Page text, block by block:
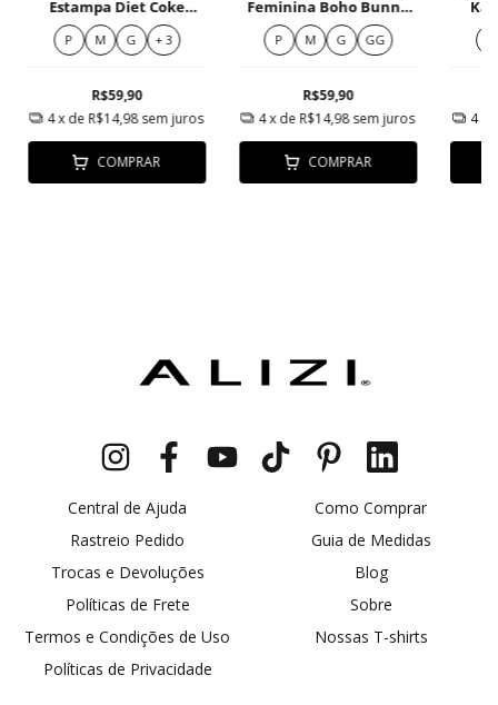
Estampa Diet Coke
Ilustrada Colorida
P M G + 3
R$59,90
4x de R$14,98 sem juros
COMPRAR
Feminina Boho Bunny
In The Forest
P M G GG
R$59,90
4x de R$14,98sem juros
COMPRAR
4
Central de Ajuda
Rastreio Pedido
Trocas e Devoluções
Políticas de Frete
Termos e Condições de Uso
Políticas de Privacidade
Como Comprar
Guia de Medidas
Blog
Sobre
Nossas T-shirts